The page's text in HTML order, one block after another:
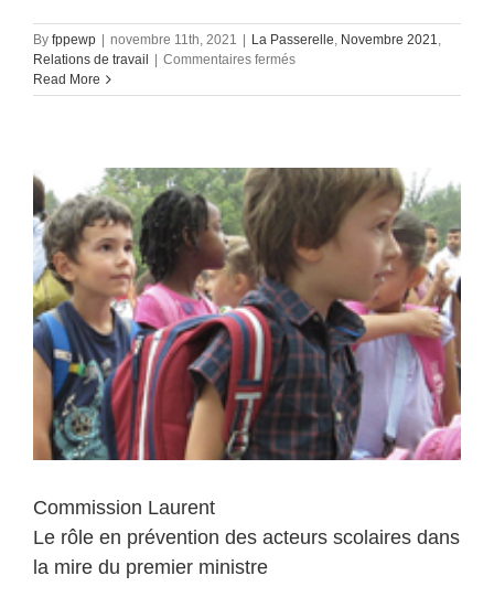
By fppewp | novembre 11th, 2021 | La Passerelle, Novembre 2021,
Relations de travail | Commentaires ferméssur
de
télétravail
et
personnes
vulnérables
Read More
Commission Laurent
Le rôle en prévention des acteurs scolaires dans
la mire du premier ministre